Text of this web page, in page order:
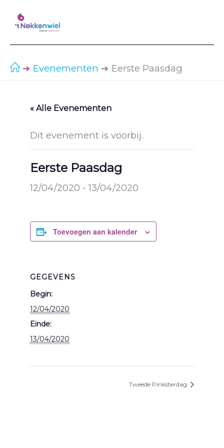
naar
Evenementen
Eerste Paasdag
« Alle Evenementen
Dit evenement is voorbij.
Eerste Paasdag
12/04/2020 -13/04/2020
Toevoegen aan kalender
GEGEVENS
Begin:
12/04/2020
Einde:
13/04/2020
Tweede Pinksterdag